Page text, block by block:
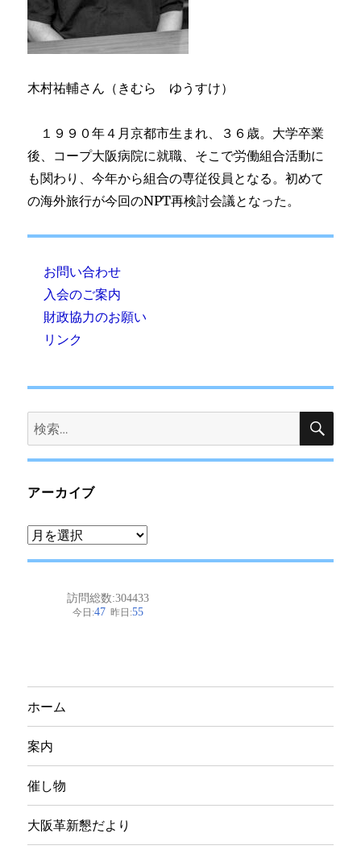
木村祐輔さん（きむら ゆうすけ）
１９９０年４月京都市生まれ、３６歳。大学卒業
後、コープ大阪病院に就職、そこで労働組合活動に
も関わり、今年から組合の専従役員となる。初めて
の海外旅行が今回のNPT再検討会議となった。
お問い合わせ
入会のご案内
財政協力のお願い
リンク
検
索:
検
アーカイブ
ア
ー
ホーム
案内
催し物
大阪革新懇だより